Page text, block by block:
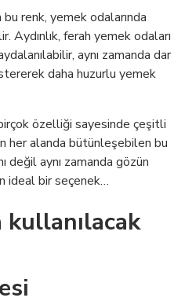
renk, yemek odalarında
Aydınlık, ferah yemek odaları
aynı zamanda dar
daha huzurlu yemek
özelliği sayesinde çeşitli
her alanda bütünleşebilen bu
değil aynı zamanda gözün
ideal bir seçenek…